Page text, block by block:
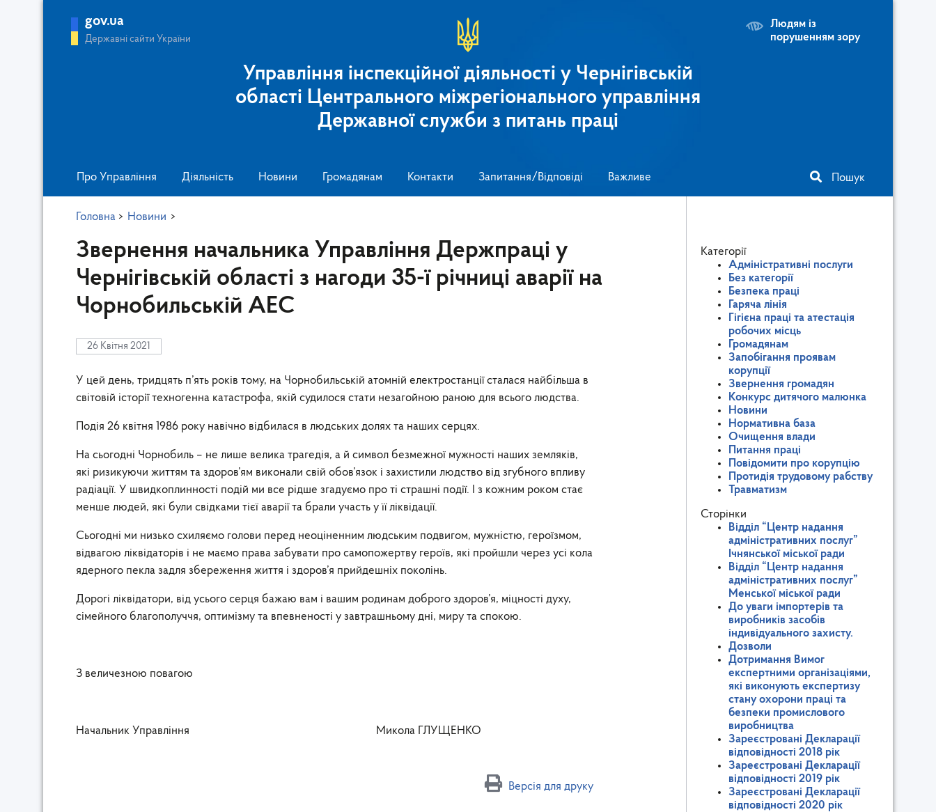
gov.ua
Державні сайти України
Людям із
порушенням зору
Управління інспекційної діяльності у Чернігівській
області Центрального міжрегіонального управління
Державної служби з питань праці
Про Управління Діяльність Новини Громадянам Контакти Запитання/Відповіді Важливе Пошук
Головна > Новини >
Звернення начальника Управління Держпраці у
Чернігівській області з нагоди 35-ї річниці аварії на
Чорнобильській АЕС
26 Квітня 2021
У цей день, тридцять п’ять років тому, на Чорнобильській атомній електростанції сталася найбільша в
світовій історії техногенна катастрофа, якій судилося стати незагойною раною для всього людства.
Подія 26 квітня 1986 року навічно відбилася в людських долях та наших серцях.
На сьогодні Чорнобиль – не лише велика трагедія, а й символ безмежної мужності наших земляків,
які ризикуючи життям та здоров’ям виконали свій обов’язок і захистили людство від згубного впливу
радіації. У швидкоплинності подій ми все рідше згадуємо про ті страшні події. І з кожним роком стає
менше людей, які були свідками тієї аварії та брали участь у її ліквідації.
Сьогодні ми низько схиляємо голови перед неоціненним людським подвигом, мужністю, героїзмом,
відвагою ліквідаторів і не маємо права забувати про самопожертву героїв, які пройшли через усі кола
ядерного пекла задля збереження життя і здоров’я прийдешніх поколінь.
Дорогі ліквідатори, від усього серця бажаю вам і вашим родинам доброго здоров’я, міцності духу,
сімейного благополуччя, оптимізму та впевненості у завтрашньому дні, миру та спокою.
З величезною повагою
Начальник Управління Микола ГЛУЩЕНКО
Версія для друку
Категорії
Адміністративні послуги
Без категорії
Безпека праці
Гаряча лінія
Гігієна праці та атестація
робочих місць
Громадянам
Запобігання проявам
корупції
Звернення громадян
Конкурс дитячого малюнка
Новини
Нормативна база
Очищення влади
Питання праці
Повідомити про корупцію
Протидія трудовому рабству
Травматизм
Сторінки
Відділ “Центр надання
адміністративних послуг”
Ічнянської міської ради
Відділ “Центр надання
адміністративних послуг”
Менської міської ради
До уваги імпортерів та
виробників засобів
індивідуального захисту.
Дозволи
Дотримання Вимог
експертними організаціями,
які виконують експертизу
стану охорони праці та
безпеки промислового
виробництва
Зареєстровані Декларації
відповідності 2018 рік
Зареєстровані Декларації
відповідності 2019 рік
Зареєстровані Декларації
відповідності 2020 рік